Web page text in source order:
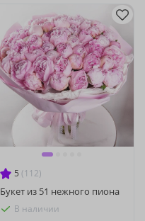
5 (112)
Букет из 51 нежного пиона
В наличии